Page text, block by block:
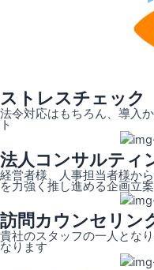
ストレスチェック
法令対応はもちろん、導入
ト
法人コンサルティ
経営者様、人事担当者様か
を力強く推し進める企画立
訪問カウンセリン
貴社のスタッフの一人とな
なります